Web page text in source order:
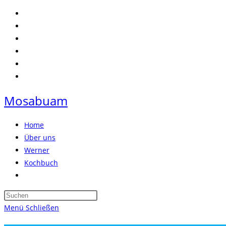
Zum
Inhalt
springen
Mosabuam
Home
Über uns
Werner
Kochbuch
umschalten
Press
Menü Schließen